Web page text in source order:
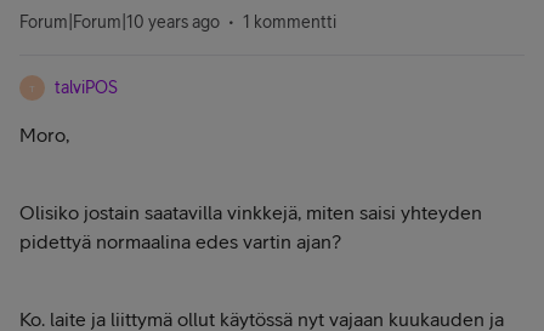
Forum|Forum|10 years ago 1 kommentti
T talviPOS
Moro,
Olisiko jostain saatavilla vinkkejä, miten saisi yhteyden
pidettyä normaalina edes vartin ajan?
Ko. laite ja liittymä ollut käytössä nyt vajaan kuukauden ja